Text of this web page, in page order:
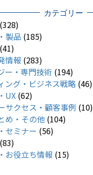
カテゴリー
(328)
製品 (185)
(41)
情報 (283)
ー・専門技術 (194)
ング・ビジネス戦略(46)
UX(62)
サクセス・顧客事例 (10)
め・その他(104)
セミナー (56)
(83)
お役立ち情報 (15)